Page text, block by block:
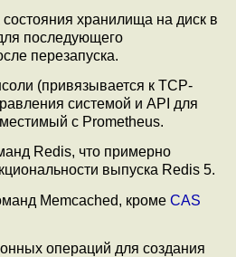
хранилища на диск в
последующего
перезапуска.
(привязывается к TCP-
системой и API для
с Prometheus.
Redis, что примерно
выпуска Redis 5.
Memcached, кроме CAS
операций для создания